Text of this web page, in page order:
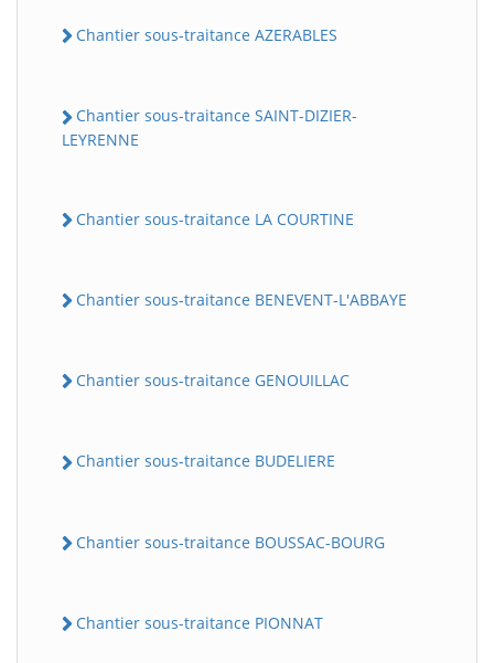
Chantier sous-traitance AZERABLES
Chantier sous-traitance SAINT-DIZIER-
LEYRENNE
Chantier sous-traitance LA COURTINE
Chantier sous-traitance BENEVENT-L'ABBAYE
Chantier sous-traitance GENOUILLAC
Chantier sous-traitance BUDELIERE
Chantier sous-traitance BOUSSAC-BOURG
Chantier sous-traitance PIONNAT